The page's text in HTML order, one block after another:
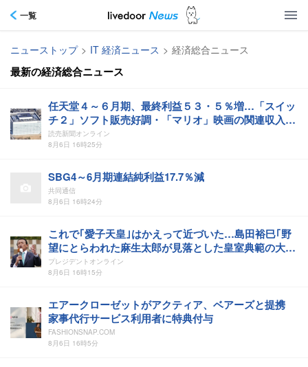
一覧
ニューストップ > IT 経済ニュース > 経済総合ニュース
最新の経済総合ニュース
任天堂４～６月期、最終利益５３・５％増…「スイッ
チ２」ソフト販売好調・「マリオ」映画の関連収入が
押し上げ
読売新聞オンライン
8月6日 16時25分
SBG4～6月期連結純利益17.7％減
共同通信
8月6日 16時24分
これで｢愛子天皇｣はかえって近づいた…島田裕巳｢野
望にとらわれた麻生太郎が見落とした皇室典範の大原
則｣
プレジデントオンライン
8月6日 16時15分
エアークローゼットがアクティア、ベアーズと提携
家事代行サービス利用者に特典付与
FASHIONSNAP.COM
8月6日 16時5分